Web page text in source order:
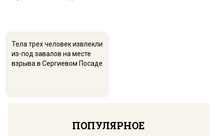
Тела трех человек извлекли
из-под завалов на месте
взрыва в Сергиевом Посаде
ПОПУЛЯРНОЕ